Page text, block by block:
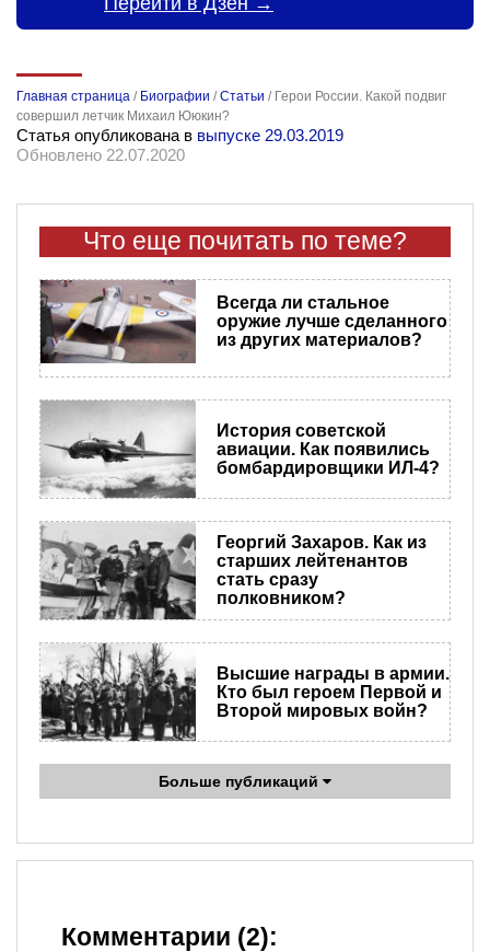
Главная страница / Биографии /Статьи / Герои России. Какой подвиг
совершил летчик Михаил Ююкин?
Статья опубликована в выпуске 29.03.2019
Обновлено 22.07.2020
Что еще почитать по теме?
Всегда ли стальное
оружие лучше сделанного
из других материалов?
История советской
авиации. Как появились
бомбардировщики ИЛ-4?
Георгий Захаров. Как из
старших лейтенантов
стать сразу
полковником?
Высшие награды в армии.
Кто был героем Первой и
Второй мировых войн?
Больше публикаций
Комментарии (2):